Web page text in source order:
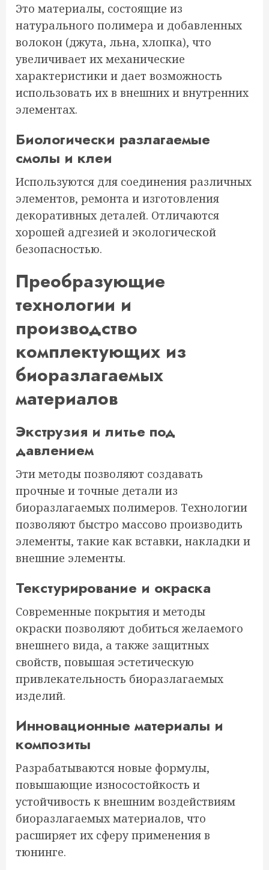
Это материалы, состоящие из
натурального полимера и добавленных
волокон (джута, льна, хлопка), что
увеличивает их механические
характеристики и дает возможность
использовать их в внешних и внутренних
элементах.
Биологически разлагаемые
смолы и клеи
Используются для соединения различных
элементов, ремонта и изготовления
декоративных деталей. Отличаются
хорошей адгезией и экологической
безопасностью.
Преобразующие
технологии и
производство
комплектующих из
биоразлагаемых
материалов
Экструзия и литье под
давлением
Эти методы позволяют создавать
прочные и точные детали из
биоразлагаемых полимеров. Технологии
позволяют быстро массово производить
элементы, такие как вставки, накладки и
внешние элементы.
Текстурирование и окраска
Современные покрытия и методы
окраски позволяют добиться желаемого
внешнего вида, а также защитных
свойств, повышая эстетическую
привлекательность биоразлагаемых
изделий.
Инновационные материалы и
композиты
Разрабатываются новые формулы,
повышающие износостойкость и
устойчивость к внешним воздействиям
биоразлагаемых материалов, что
расширяет их сферу применения в
тюнинге.